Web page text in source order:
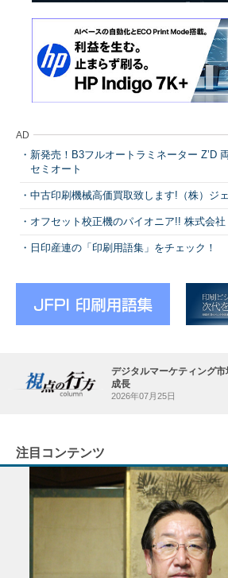
AD
新発売！B3フルオートラミネーター Z’D
セミオート
中古印刷機械高価買取致します!（株）ジ
オフセット校正機のパイオニア!! 株式会
日印産連の「印刷用語集」をチェック！
デジタルマーケティング
成長
2026年07月25日
注目コンテンツ